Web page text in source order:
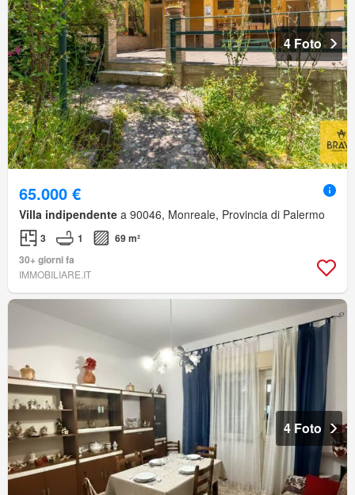
4 Foto
65.000 €
Villa indipendente a 90046, Monreale, Provincia di Palermo
3 1
69 m²
30+ giorni fa
IMMOBILIARE.IT
4 Foto